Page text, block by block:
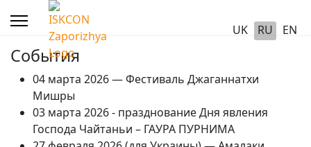
UK RU EN
События
04 марта 2026 — Фестиваль Джаганнатхи
Мишры
03 марта 2026 - празднование Дня явления
Господа Чайтаньи – ГАУРА ПУРНИМА